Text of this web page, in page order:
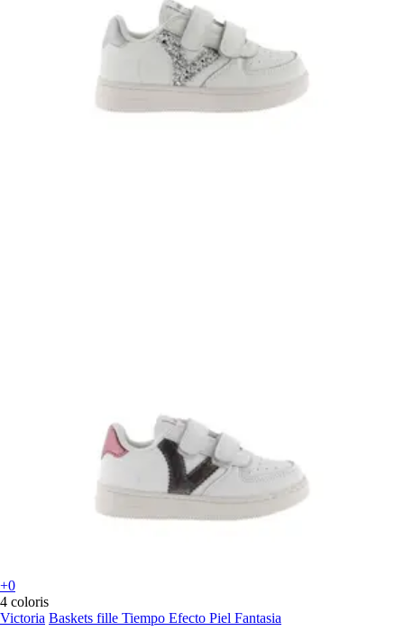
+0
4 coloris
Victoria Baskets fille Tiempo Efecto Piel Fantasia